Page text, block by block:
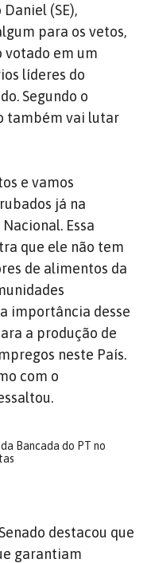
(SE),
para os vetos,
em um
líderes do
Segundo o
também vai lutar
e vamos
já na
Essa
que ele não tem
de alimentos da
importância desse
a produção de
neste País.
com o
Bancada do PT no
destacou que
garantiam